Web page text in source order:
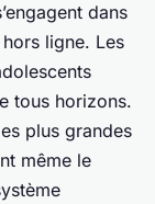
dans
ligne. Les
tous horizons.
plus grandes
même le